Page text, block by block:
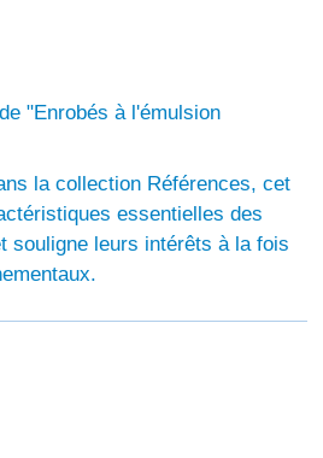
"Enrobés à l'émulsion
la collection Références, cet
essentielles des
souligne leurs intérêts à la fois